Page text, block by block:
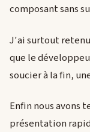
composant sans
J'ai surtout
que le
soucier à la fin,
Enfin nous avons
présentation